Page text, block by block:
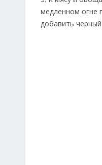
медленном огне
добавить